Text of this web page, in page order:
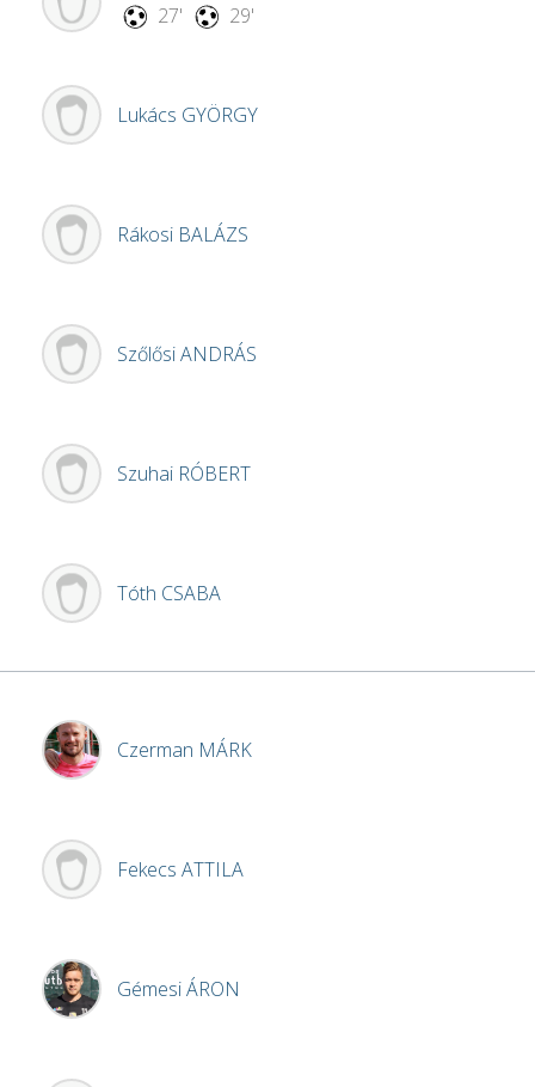
27'
29'
Lukács GYÖRGY
Rákosi BALÁZS
SzőlősiANDRÁS
Szuhai RÓBERT
Tóth CSABA
Czerman MÁRK
Fekecs ATTILA
GémesiÁRON